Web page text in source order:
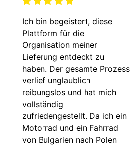
Ich bin begeistert, diese
Plattform für die
Organisation meiner
Lieferung entdeckt zu
haben. Der gesamte Prozess
verlief unglaublich
reibungslos und hat mich
vollständig
zufriedengestellt. Da ich ein
Motorrad und ein Fahrrad
von Bulgarien nach Polen